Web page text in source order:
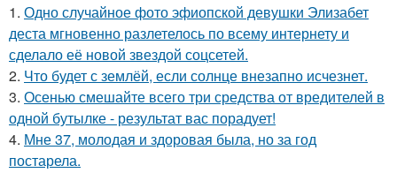
1. Одно случайное фото эфиопской девушки Элизабет
деста мгновенно разлетелось по всему интернету и
сделало её новой звездой соцсетей.
2. Что будет с землёй, если солнце внезапно исчезнет.
3. Осенью смешайте всего три средства от вредителей в
одной бутылке - результат вас порадует!
4. Мне 37, молодая и здоровая была, но за год
постарела.